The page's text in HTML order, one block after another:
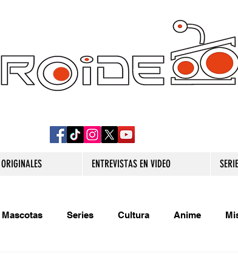
ENTREVISTAS EN VIDEO
Mascotas Series Cultura Anime